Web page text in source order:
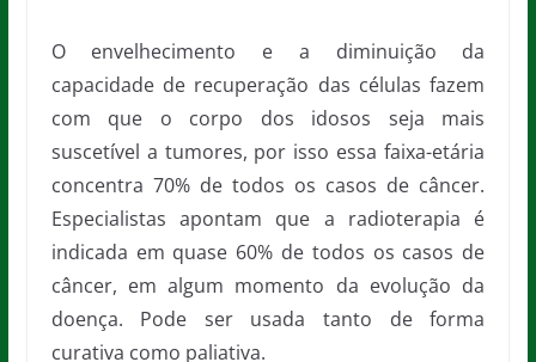
O envelhecimento e a diminuição da
capacidade de recuperação das células fazem
com que o corpo dos idosos seja mais
suscetível a tumores, por isso essa faixa-etária
concentra 70% de todos os casos de câncer.
Especialistas apontam que a radioterapia é
indicada em quase 60% de todos os casos de
câncer, em algum momento da evolução da
doença. Pode ser usada tanto de forma
curativa como paliativa.